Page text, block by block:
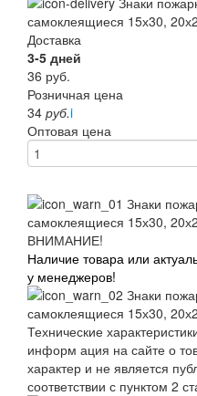
Доставка
3-5 дней
36 руб.
Розничная цена
34 руб.i
Оптовая цена
ВНИМАНИЕ!
Наличие товара или
у менеджеров!
Технические
информ ация на сайте о
характер и не является
соответствии с пунктом 2